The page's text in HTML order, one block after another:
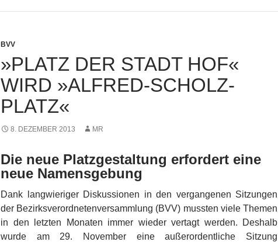
BVV
»PLATZ DER STADT HOF«
WIRD »ALFRED-SCHOLZ-
PLATZ«
8. DEZEMBER 2013 MR
Die neue Platzgestaltung erfordert eine
neue Namensgebung
Dank langwieriger Diskussionen in den vergangenen Sitzungen
der Bezirksverordnetenversammlung (BVV) mussten viele Themen
in den letzten Monaten immer wieder vertagt werden. Deshalb
wurde am 29. November eine außerordentliche Sitzung